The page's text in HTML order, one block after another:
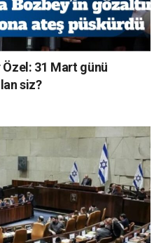
Özel: 31 Mart günü
lan siz?